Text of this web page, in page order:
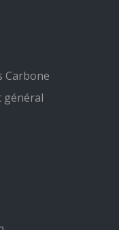
Carbone
général